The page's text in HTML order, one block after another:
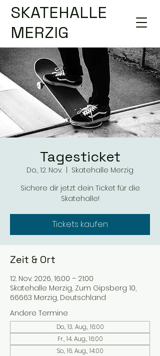
SKATEHALLE
MERZIG
Tagesticket
Do., 12. Nov.
Skatehalle Merzig
Sichere dir jetzt dein Ticket für die
Skatehalle!
Tickets kaufen
Zeit & Ort
12. Nov. 2026, 16:00 – 21:00
Skatehalle Merzig, Zum Gipsberg 10,
66663 Merzig, Deutschland
Andere Termine
Do., 13. Aug., 16:00
Fr., 14. Aug., 16:00
So., 16. Aug., 14:00